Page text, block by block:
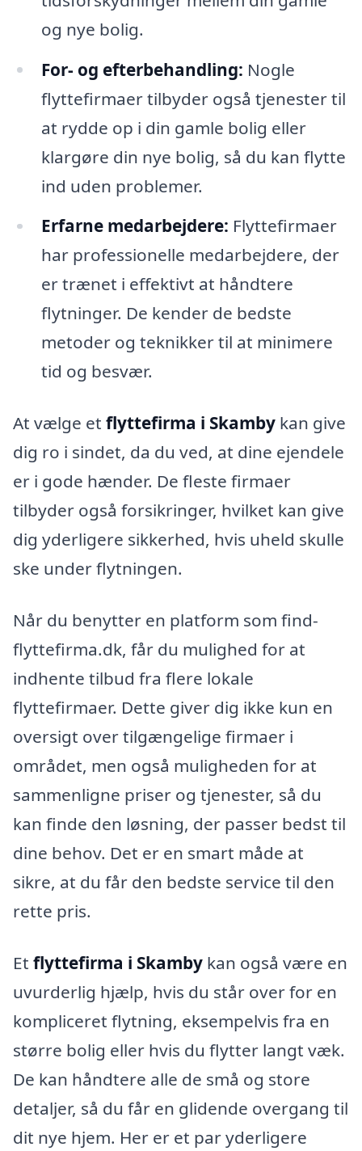
og nye bolig.
For- og efterbehandling: Nogle
flyttefirmaer tilbyder også tjenester til
at rydde op i din gamle bolig eller
klargøre din nye bolig, så du kan flytte
ind uden problemer.
Erfarne medarbejdere: Flyttefirmaer
har professionelle medarbejdere, der
er trænet i effektivt at håndtere
flytninger. De kender de bedste
metoder og teknikker til at minimere
tid og besvær.
At vælge et flyttefirma i Skamby kan give
dig ro i sindet, da du ved, at dine ejendele
er i gode hænder. De fleste firmaer
tilbyder også forsikringer, hvilket kan give
dig yderligere sikkerhed, hvis uheld skulle
ske under flytningen.
Når du benytter en platform som find-
flyttefirma.dk, får du mulighed for at
indhente tilbud fra flere lokale
flyttefirmaer. Dette giver dig ikke kun en
oversigt over tilgængelige firmaer i
området, men også muligheden for at
sammenligne priser og tjenester, så du
kan finde den løsning, der passer bedst til
dine behov. Det er en smart måde at
sikre, at du får den bedste service til den
rette pris.
Et flyttefirma i Skamby kan også være en
uvurderlig hjælp, hvis du står over for en
kompliceret flytning, eksempelvis fra en
større bolig eller hvis du flytter langt væk.
De kan håndtere alle de små og store
detaljer, så du får en glidende overgang til
dit nye hjem. Her er et par yderligere